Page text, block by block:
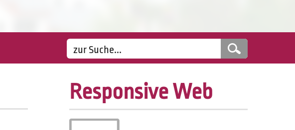
Responsive Web